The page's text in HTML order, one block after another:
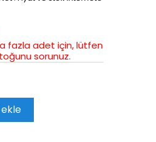
fazla adet için, lütfen
sorunuz.